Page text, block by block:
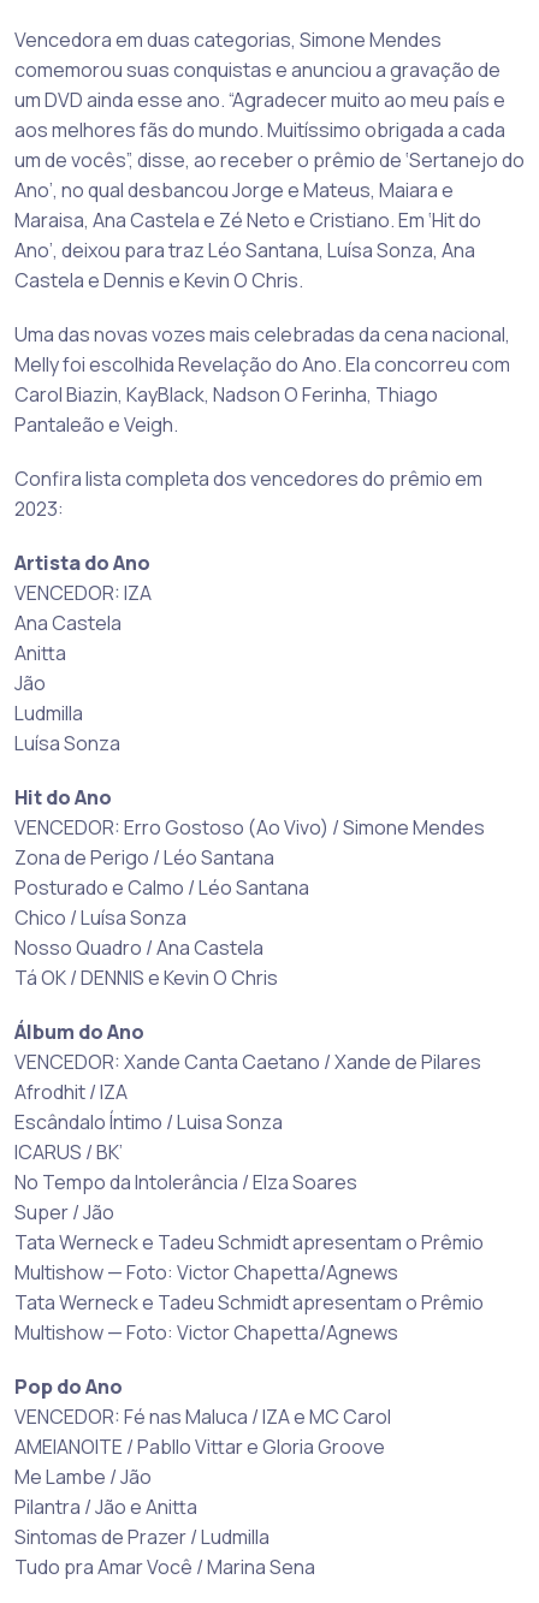
Vencedora em duas categorias, Simone Mendes
comemorou suas conquistas e anunciou a gravação de
um DVD ainda esse ano. “Agradecer muito ao meu país e
aos melhores fãs do mundo. Muitíssimo obrigada a cada
um de vocês”, disse, ao receber o prêmio de ‘Sertanejo do
Ano’, no qual desbancou Jorge e Mateus, Maiara e
Maraisa, Ana Castela e Zé Neto e Cristiano. Em ‘Hit do
Ano’, deixou para traz Léo Santana, Luísa Sonza, Ana
Castela e Dennis e Kevin O Chris.
Uma das novas vozes mais celebradas da cena nacional,
Melly foi escolhida Revelação do Ano. Ela concorreu com
Carol Biazin, KayBlack, Nadson O Ferinha, Thiago
Pantaleão e Veigh.
Confira lista completa dos vencedores do prêmio em
2023:
Artista do Ano
VENCEDOR: IZA
Ana Castela
Anitta
Jão
Ludmilla
Luísa Sonza
Hit do Ano
VENCEDOR: Erro Gostoso (Ao Vivo) / Simone Mendes
Zona de Perigo / Léo Santana
Posturado e Calmo / Léo Santana
Chico / Luísa Sonza
Nosso Quadro / Ana Castela
Tá OK / DENNIS e Kevin O Chris
Álbum do Ano
VENCEDOR: Xande Canta Caetano / Xande de Pilares
Afrodhit / IZA
Escândalo Íntimo / Luisa Sonza
ICARUS / BK’
No Tempo da Intolerância / Elza Soares
Super / Jão
Tata Werneck e Tadeu Schmidt apresentam o Prêmio
Multishow — Foto: Victor Chapetta/Agnews
Tata Werneck e Tadeu Schmidt apresentam o Prêmio
Multishow — Foto: Victor Chapetta/Agnews
Pop do Ano
VENCEDOR: Fé nas Maluca / IZA e MC Carol
AMEIANOITE / Pabllo Vittar e Gloria Groove
Me Lambe / Jão
Pilantra / Jão e Anitta
Sintomas de Prazer / Ludmilla
Tudo pra Amar Você / Marina Sena